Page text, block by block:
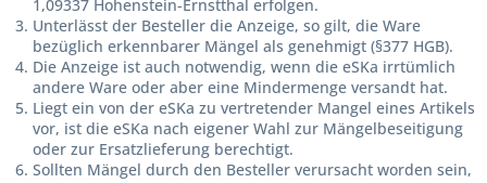
1,09337 Hohenstein-Ernstthal erfolgen.
Unterlässt der Besteller die Anzeige, so gilt, die Ware
bezüglich erkennbarer Mängel als genehmigt (§377 HGB).
Die Anzeige ist auch notwendig, wenn die eSKa irrtümlich
andere Ware oder aber eine Mindermenge versandt hat.
Liegt ein von der eSKa zu vertretender Mangel eines Artikels
vor, ist die eSKa nach eigener Wahl zur Mängelbeseitigung
oder zur Ersatzlieferung berechtigt.
Sollten Mängel durch den Besteller verursacht worden sein,